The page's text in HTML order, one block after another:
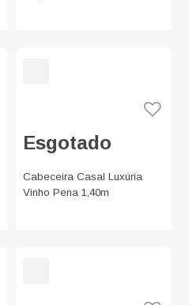
Esgotado
Cabeceira Casal Luxúria
Vinho Pena 1,40m